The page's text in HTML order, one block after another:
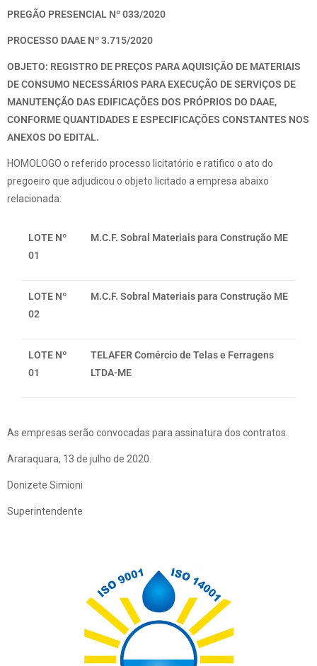
PREGÃO PRESENCIAL Nº 033/2020
PROCESSO DAAE Nº 3.715/2020
OBJETO: REGISTRO DE PREÇOS PARA AQUISIÇÃO DE MATERIAIS
DE CONSUMO NECESSÁRIOS PARA EXECUÇÃO DE SERVIÇOS DE
MANUTENÇÃO DAS EDIFICAÇÕES DOS PRÓPRIOS DO DAAE,
CONFORME QUANTIDADES E ESPECIFICAÇÕES CONSTANTES NOS
ANEXOS DO EDITAL.
HOMOLOGO o referido processo licitatório e ratifico o ato do
pregoeiro que adjudicou o objeto licitado a empresa abaixo
relacionada:
LOTE Nº
01
M.C.F. Sobral Materiais para Construção ME
LOTE Nº
02
M.C.F. Sobral Materiais para Construção ME
LOTE Nº
01
TELAFER Comércio de Telas e Ferragens
LTDA-ME
As empresas serão convocadas para assinatura dos contratos.
Araraquara, 13 de julho de 2020.
Donizete Simioni
Superintendente